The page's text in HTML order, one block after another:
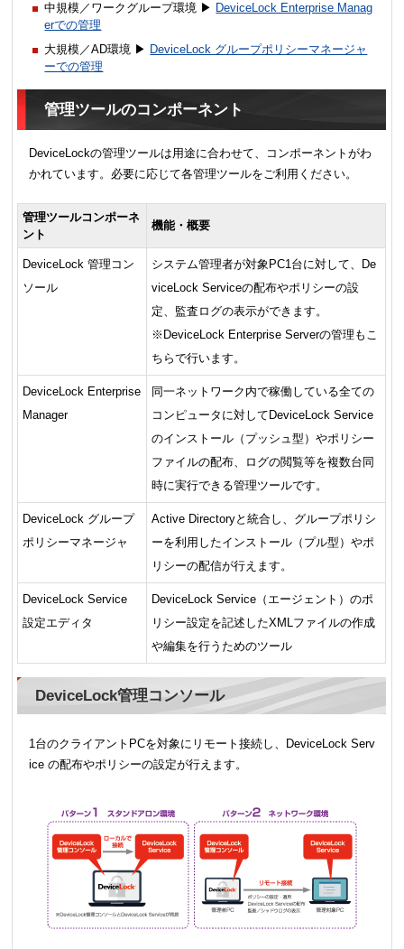
中規模／ワークグループ環境 ▶ DeviceLock Enterprise Manag
erでの管理
大規模／AD環境 ▶ DeviceLock グループポリシーマネージャ
ーでの管理
管理ツールのコンポーネント
DeviceLockの管理ツールは用途に合わせて、コンポーネントがわ
かれています。必要に応じて各管理ツールをご利用ください。
管理ツールコンポーネ
ント
機能・概要
DeviceLock 管理コン
ソール
システム管理者が対象PC1台に対して、De
viceLock Serviceの配布やポリシーの設
定、監査ログの表示ができます。
※DeviceLock Enterprise Serverの管理もこ
ちらで行います。
DeviceLock Enterprise
Manager
同一ネットワーク内で稼働している全ての
コンピュータに対してDeviceLock Service
のインストール（プッシュ型）やポリシー
ファイルの配布、ログの閲覧等を複数台同
時に実行できる管理ツールです。
DeviceLock グループ
ポリシーマネージャ
Active Directoryと統合し、グループポリシ
ーを利用したインストール（プル型）やポ
リシーの配信が行えます。
DeviceLock Service
設定エディタ
DeviceLock Service（エージェント）のポ
リシー設定を記述したXMLファイルの作成
や編集を行うためのツール
DeviceLock管理コンソール
1台のクライアントPCを対象にリモート接続し、DeviceLock Serv
ice の配布やポリシーの設定が行えます。